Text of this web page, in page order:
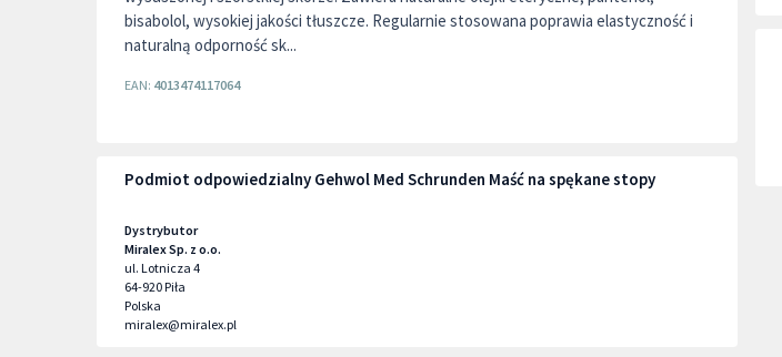
bisabolol, wysokiej jakości tłuszcze. Regularnie stosowana poprawia elastyczność i
naturalną odporność sk...
EAN: 4013474117064
Podmiot odpowiedzialny Gehwol Med Schrunden Maść na spękane stopy
Dystrybutor
Miralex Sp. z o.o.
ul. Lotnicza 4
64-920Piła
Polska
miralex@miralex.pl